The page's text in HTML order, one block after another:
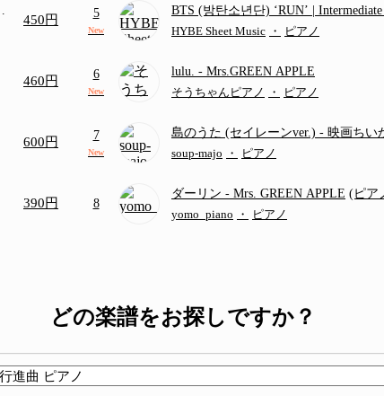
450円
460円
600円
390円
5
New
BTS (방탄소년단) ‘RUN’ | Intermediate
HYBE Sheet Music ・ ピアノ
6
New
lulu. - Mrs.GREEN APPLE
そうちゃんピアノ
・ ピアノ
7
New
島のうた (セイレーンver.) - 映画ちい
つ (ドレミ付き初級)
soup-majo ・ ピアノ
8
ダーリン - Mrs. GREEN APPLE (ピア
／フルバージョン)
yomo_piano ・ ピアノ
どの楽譜をお探しですか？